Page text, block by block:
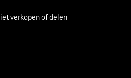
verkopen of delen